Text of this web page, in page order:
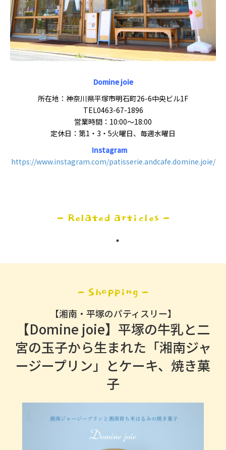
Domine joie
所在地：神奈川県平塚市明石町26-6中央ビル1F
TEL0463-67-1896
営業時間：10:00～18:00
定休日：第1・3・5火曜日、毎週水曜日
Instagram
https://www.instagram.com/patisserie.andcafe.domine.joie/
- Related articles -
- Shopping -
【湘南・平塚のパティスリー】
【Domine joie】平塚の牛乳と二
宮の玉子から生まれた「湘南ジャ
ージープリン」とケーキ、焼き菓
子